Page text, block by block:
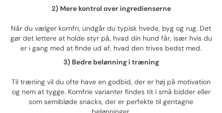
2) Mere kontrol over ingredienserne
Når du vælger kornfri, undgår du typisk hvede, byg og rug. Det
gør det lettere at holde styr på, hvad din hund får, især hvis du
er i gang med at finde ud af, hvad den trives bedst med.
3) Bedre belønning i træning
Til træning vil du ofte have en godbid, der er høj på motivation
og nem at tygge. Kornfrie varianter findes tit i små bidder eller
som semibløde snacks, der er perfekte til gentagne